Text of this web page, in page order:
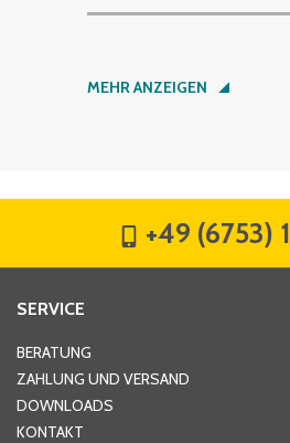
Nachname*
Hausnummer
MEHR ANZEIGEN
+49 (6753)
SERVICE
BERATUNG
ZAHLUNG UND VERSAND
DOWNLOADS
KONTAKT